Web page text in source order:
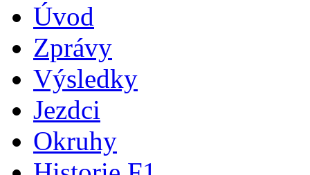
Úvod
Zprávy
Výsledky
Jezdci
Okruhy